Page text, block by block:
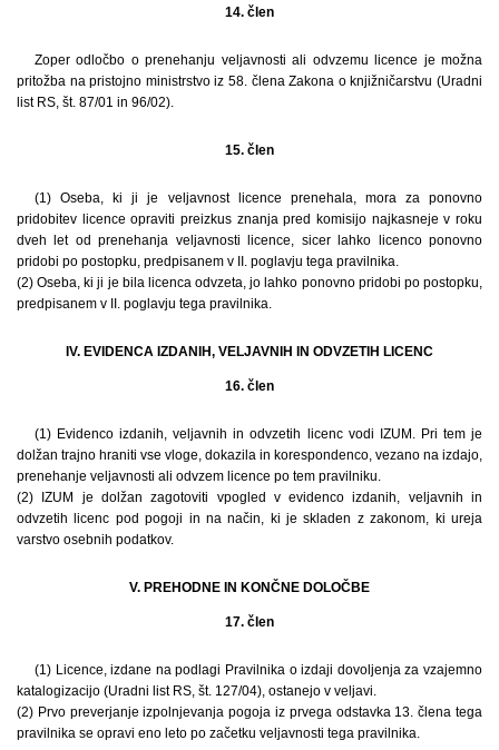
14. člen
Zoper odločbo o prenehanju veljavnosti ali odvzemu licence je možna
pritožba na pristojno ministrstvo iz 58. člena Zakona o knjižničarstvu (Uradni
list RS, št. 87/01 in 96/02).
15. člen
(1) Oseba, ki ji je veljavnost licence prenehala, mora za ponovno
pridobitev licence opraviti preizkus znanja pred komisijo najkasneje v roku
dveh let od prenehanja veljavnosti licence, sicer lahko licenco ponovno
pridobi po postopku, predpisanem v II. poglavju tega pravilnika.
(2) Oseba, ki ji je bila licenca odvzeta, jo lahko ponovno pridobi po postopku,
predpisanem v II. poglavju tega pravilnika.
IV. EVIDENCA IZDANIH, VELJAVNIH IN ODVZETIH LICENC
16. člen
(1) Evidenco izdanih, veljavnih in odvzetih licenc vodi IZUM. Pri tem je
dolžan trajno hraniti vse vloge, dokazila in korespondenco, vezano na izdajo,
prenehanje veljavnosti ali odvzem licence po tem pravilniku.
(2) IZUM je dolžan zagotoviti vpogled v evidenco izdanih, veljavnih in
odvzetih licenc pod pogoji in na način, ki je skladen z zakonom, ki ureja
varstvo osebnih podatkov.
V. PREHODNE IN KONČNE DOLOČBE
17. člen
(1) Licence, izdane na podlagi Pravilnika o izdaji dovoljenja za vzajemno
katalogizacijo (Uradni list RS, št. 127/04), ostanejo v veljavi.
(2) Prvo preverjanje izpolnjevanja pogoja iz prvega odstavka 13. člena tega
pravilnika se opravi eno leto po začetku veljavnosti tega pravilnika.